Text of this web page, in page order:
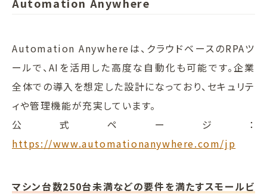
Automation Anywhereは、クラウドベースのRPAツ
ールで、AIを活用した高度な自動化も可能です。企業
全体での導入を想定した設計になっており、セキュリテ
ィや管理機能が充実しています。
公式ページ：
https://www.automationanywhere.com/jp
マシン台数250台未満などの要件を満たすスモールビ